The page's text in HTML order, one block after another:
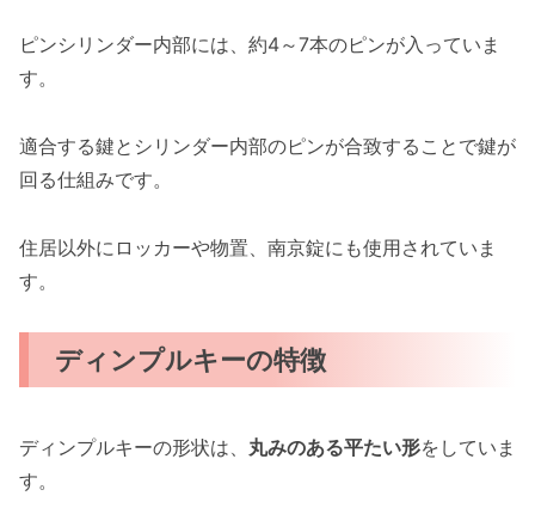
ピンシリンダー内部には、約4～7本のピンが入っていま
す。
適合する鍵とシリンダー内部のピンが合致することで鍵が
回る仕組みです。
住居以外にロッカーや物置、南京錠にも使用されていま
す。
ディンプルキーの特徴
ディンプルキーの形状は、 丸みのある平たい形をしていま
す。